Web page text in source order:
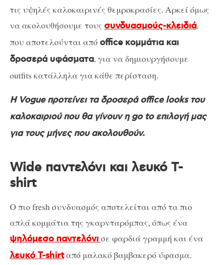
τις υψηλές καλοκαιρινές θεμροκρασίες. Αρκεί όμως
να ακολουθήσουμε τους συνδυασμούς-κλειδιά,
που αποτελούνται απόoffice κομμάτια και
δροσερά υφάσματα, για να δημιουργήσουμε
outfits κατάλληλα για κάθε περίσταση.
Η Vogue προτείνει τα δροσερά office looks του
καλοκαιριού που θα γίνουν η go to επιλογή μας
για τους μήνες που ακολουθούν.
Wide παντελόνι και λευκό T-
shirt
Ο πιο fresh συνδυασμός αποτελείται από τα πιο
απλά κομμάτια της γκαρνταρόμπας, όπως ένα
ψηλόμεσο παντελόνισε φαρδιά γραμμή και ένα
λευκό T-shirtαπό μαλακό βαμβακερό ύφασμα.